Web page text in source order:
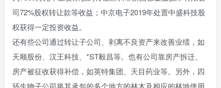
司72%股权转让款等收益；中京电子2019年处置中盛科技股
权获得一定投资收益。
还有些公司通过转让子公司、剥离不良资产来改善业绩，如
天顺股份、汉王科技、*ST毅昌等。也有公司靠房产拆迁、
房产被征收获得补偿，如英特集团、天目药业等。另外，四
环生物子公司将其承包的多个地方的林木及相应的林地使用